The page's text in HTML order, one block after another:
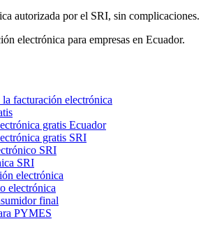
autorizada por el SRI, sin complicaciones.
electrónica para empresas en Ecuador.
la facturación electrónica
gratis Ecuador
gratis SRI
SRI
SRI
electrónica
electrónica
final
PYMES